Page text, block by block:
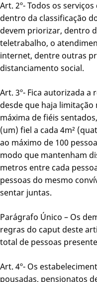
Art. 2º- Todos os
dentro da classificação
devem priorizar, dentro
teletrabalho, o
internet, dentre outras
distanciamento social.
Art. 3º- Fica autorizada a
desde que haja
máxima de fiéis
(um) fiel a cada 4m²
ao máximo de 100
modo que mantenham
metros entre cada
pessoas do mesmo
sentar juntas.
Parágrafo Único – Os
regras do caput deste
total de pessoas
Art. 4º- Os
pousadas, pensionatos